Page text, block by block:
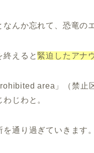
んか忘れて、恐竜の
終えると 緊迫したアナ
area 」（禁止
じわと。
通り過ぎていきます。